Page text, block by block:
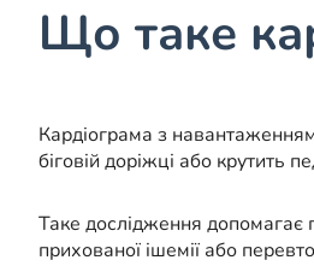
Що таке
Кардіограма з
біговій доріжці або крутить
Таке дослідження допомагає
прихованої ішемії або